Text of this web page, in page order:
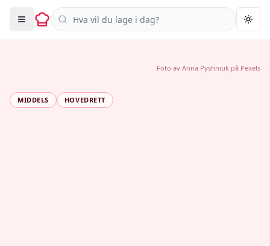
Søk i oppskrifter
MIDDELS HOVEDRETT
Foto av Anna Pyshniuk på Pexels